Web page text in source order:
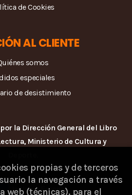
de Cookies
AL CLIENTE
somos
especiales
de desistimiento
la Dirección General del Libro
Ministerio de Cultura y
propias y de terceros
la navegación a través
web (técnicas), para el